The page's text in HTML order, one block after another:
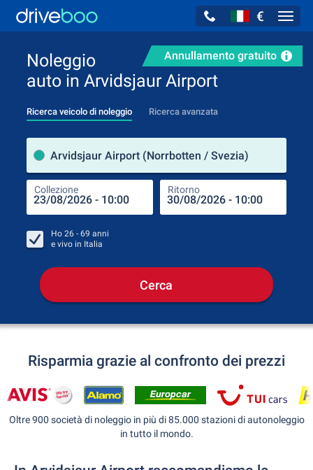
€
Annullamento gratuito
Noleggio
auto in Arvidsjaur Airport
Ricerca veicolo di noleggio Ricerca avanzata
Arvidsjaur Airport (Norrbotten / Svezia)
Collezione Ritorno
Ho 26 - 69 anni
e vivo in Italia
Cerca
Risparmia grazie al confronto dei prezzi
Oltre 900 società di noleggio in più di 85.000 stazioni di autonoleggio
in tutto il mondo.